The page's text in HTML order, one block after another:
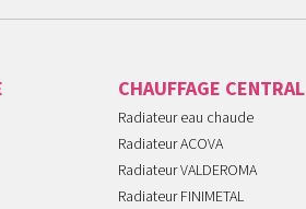
CHAUFFAGE CENTRAL
Radiateur eau chaude
Radiateur ACOVA
Radiateur VALDEROMA
Radiateur FINIMETAL